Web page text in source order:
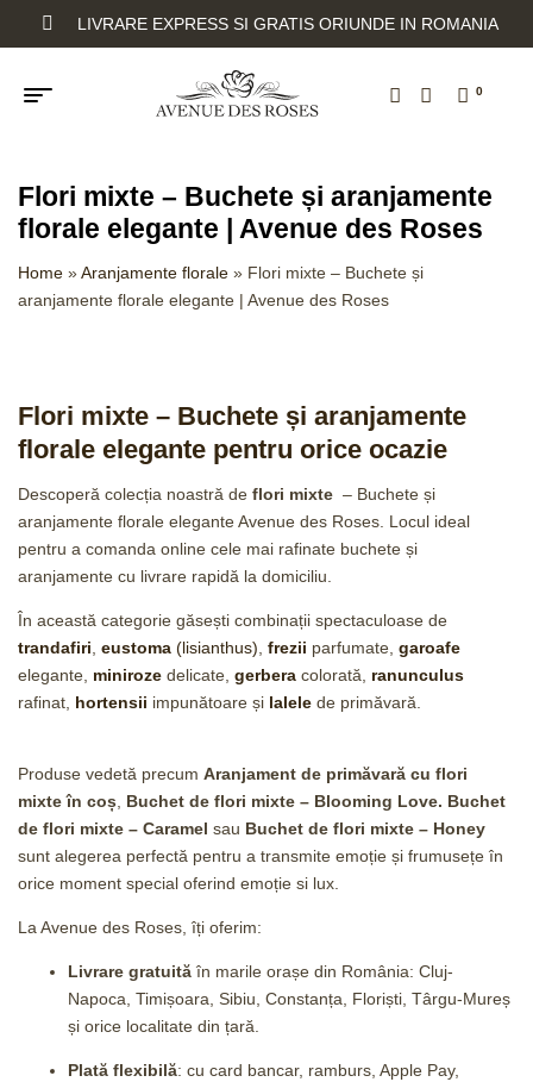
LIVRARE EXPRESS SI GRATIS ORIUNDE IN ROMANIA
0
Flori mixte – Buchete și aranjamente
florale elegante | Avenue des Roses
Home »Aranjamente florale » Flori mixte – Buchete și
aranjamente florale elegante | Avenue des Roses
Flori mixte – Buchete și aranjamente
florale elegante pentru orice ocazie
Descoperă colecția noastră de flori mixte – Buchete și
aranjamente florale elegante Avenue des Roses. Locul ideal
pentru a comanda online cele mai rafinate buchete și
aranjamente cu livrare rapidă la domiciliu.
În această categorie găsești combinații spectaculoase de
trandafiri, eustoma (lisianthus), frezii parfumate, garoafe
elegante, miniroze delicate, gerbera colorată, ranunculus
rafinat, hortensii impunătoare și lalele de primăvară.
Produse vedetă precum Aranjament de primăvară cu flori
mixte în coș, Buchet de flori mixte – Blooming Love. Buchet
de flori mixte – Caramel sau Buchet de flori mixte – Honey
sunt alegerea perfectă pentru a transmite emoție și frumusețe în
orice moment special oferind emoție si lux.
La Avenue des Roses, îți oferim:
Livrare gratuită în marile orașe din România: Cluj-
Napoca, Timișoara, Sibiu, Constanța, Floriști, Târgu-Mureș
și orice localitate din țară.
Plată flexibilă: cu card bancar, ramburs, Apple Pay,